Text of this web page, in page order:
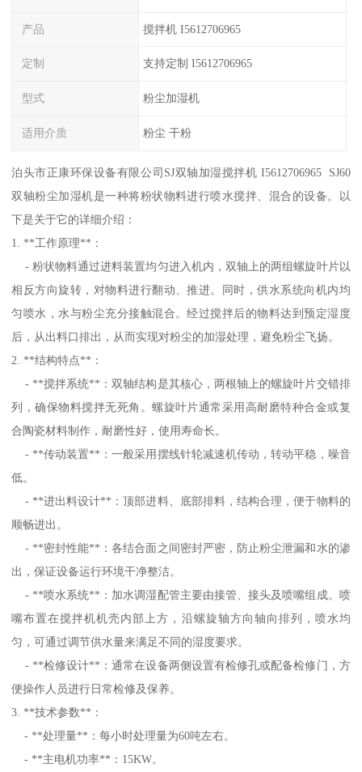
产品 搅拌机 I5612706965
定制 支持定制 I5612706965
型式 粉尘加湿机
适用介质 粉尘 干粉
泊头市正康环保设备有限公司SJ双轴加湿搅拌机 I5612706965 SJ60
双轴粉尘加湿机是一种将粉状物料进行喷水搅拌、混合的设备。以
下是关于它的详细介绍：
1. **工作原理**：
- 粉状物料通过进料装置均匀进入机内，双轴上的两组螺旋叶片以
相反方向旋转，对物料进行翻动、推进。同时，供水系统向机内均
匀喷水，水与粉尘充分接触混合。经过搅拌后的物料达到预定湿度
后，从出料口排出，从而实现对粉尘的加湿处理，避免粉尘飞扬。
2. **结构特点**：
- **搅拌系统**：双轴结构是其核心，两根轴上的螺旋叶片交错排
列，确保物料搅拌无死角。螺旋叶片通常采用高耐磨特种合金或复
合陶瓷材料制作，耐磨性好，使用寿命长。
- **传动装置**：一般采用摆线针轮减速机传动，转动平稳，噪音
低。
- **进出料设计**：顶部进料、底部排料，结构合理，便于物料的
顺畅进出。
- **密封性能**：各结合面之间密封严密，防止粉尘泄漏和水的渗
出，保证设备运行环境干净整洁。
- **喷水系统**：加水调湿配管主要由接管、接头及喷嘴组成。喷
嘴布置在搅拌机机壳内部上方，沿螺旋轴方向轴向排列，喷水均
匀，可通过调节供水量来满足不同的湿度要求。
- **检修设计**：通常在设备两侧设置有检修孔或配备检修门，方
便操作人员进行日常检修及保养。
3. **技术参数**：
- **处理量**：每小时处理量为60吨左右。
- **主电机功率**：15KW。